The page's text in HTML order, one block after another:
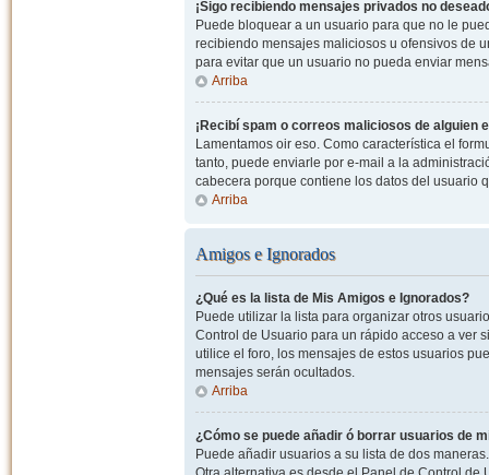
¡Sigo recibiendo mensajes privados no
Puede bloquear a un usuario para que no le
recibiendo mensajes maliciosos u ofensivos de
para evitar que un usuario no pueda enviar
Arriba
¡Recibí spam o correos maliciosos de alguien
Lamentamos oir eso. Como característica el
tanto, puede enviarle por e-mail a la
cabecera porque contiene los datos del usuario
Arriba
Amigos e Ignorados
¿Qué es la lista de Mis Amigos e Ignorados?
Puede utilizar la lista para organizar otros
Control de Usuario para un rápido acceso a ver
utilice el foro, los mensajes de estos usuarios
mensajes serán ocultados.
Arriba
¿Cómo se puede añadir ó borrar usuarios de
Puede añadir usuarios a su lista de dos